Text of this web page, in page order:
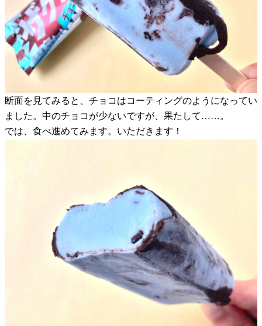
断面を見てみると、チョコはコーティングのようになってい
ました。中のチョコが少ないですが、果たして……。
では、食べ進めてみます。いただきます！